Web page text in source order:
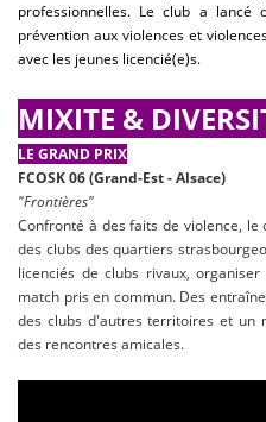
professionnelles. Le club a lancé
prévention aux violences et
avec les jeunes licencié(e)s.
MIXITE &
LE GRAND PRIX
FCOSK 06 (Grand-Est - Alsace)
"Frontières"
Confronté à des faits de violence,
des clubs des quartiers
licenciés de clubs rivaux,
match pris en commun. Des
des clubs d'autres territoires et un
des rencontres amicales.